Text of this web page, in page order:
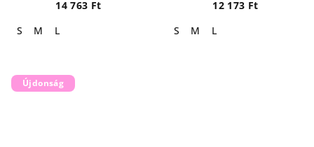
14 763 Ft
S
M L
12 173 Ft
S
M L
Újdonság